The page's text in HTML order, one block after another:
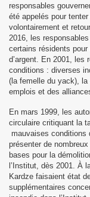
responsables
été appelés pour
volontairement et
2016, les
certains résidents
d’argent. En 2001, les
conditions : diverses
(la femelle du yack),
emplois et des
En mars 1999, les
circulaire critiquant la
mauvaises conditions
présenter de
bases pour la
l’Institut, dès 2001. À
Kardze faisaient état
supplémentaires